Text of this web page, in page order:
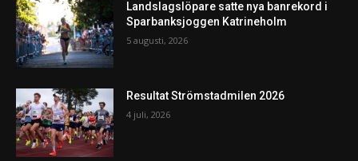
Landslagslöpare satte nya banrekord i
Sparbanksjoggen Katrineholm
5 augusti, 2026
Resultat Strömstadmilen 2026
4 juli, 2026